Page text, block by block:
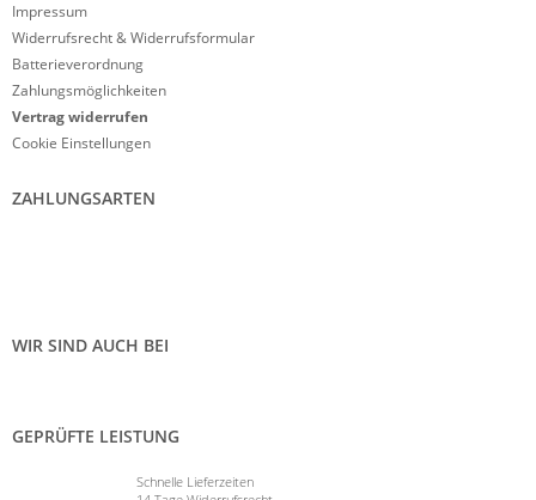
Impressum
Widerrufsrecht & Widerrufsformular
Batterieverordnung
Zahlungsmöglichkeiten
Vertrag widerrufen
Cookie Einstellungen
ZAHLUNGSARTEN
WIR SIND AUCH BEI
GEPRÜFTE LEISTUNG
Schnelle Lieferzeiten